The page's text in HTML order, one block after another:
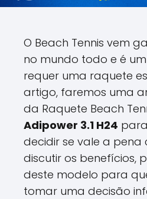
O Beach Tennis vem
no mundo todo e é
requer uma raquete
artigo, faremos uma
da Raquete Beach
Adipower 3.1 H24
decidir se vale a pena
discutir os benefícios,
deste modelo para
tomar uma decisão